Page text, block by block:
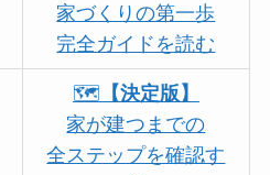
家づくりの第一歩
完全ガイドを読む
🗺️ 【決定版】
家が建つまでの
全ステップを確認す